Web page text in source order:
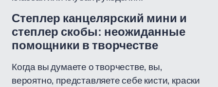
Степлер канцелярский мини и
степлер скобы: неожиданные
помощники в творчестве
Когда вы думаете о творчестве, вы,
вероятно, представляете себе кисти, краски